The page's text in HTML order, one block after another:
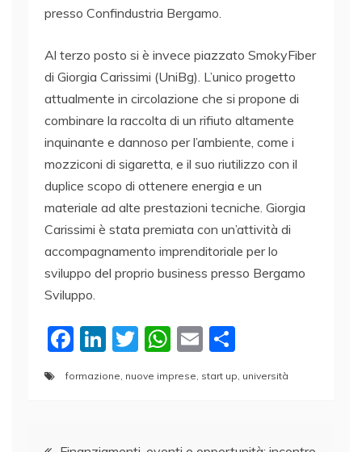
presso Confindustria Bergamo.
Al terzo posto si è invece piazzato SmokyFiber
di Giorgia Carissimi (UniBg). L’unico progetto
attualmente in circolazione che si propone di
combinare la raccolta di un rifiuto altamente
inquinante e dannoso per l’ambiente, come i
mozziconi di sigaretta, e il suo riutilizzo con il
duplice scopo di ottenere energia e un
materiale ad alte prestazioni tecniche. Giorgia
Carissimi è stata premiata con un’attività di
accompagnamento imprenditoriale per lo
sviluppo del proprio business presso Bergamo
Sviluppo.
F
c
b
Li
k
dI
T
w
itt
W
at
A
E
m
ai n
vi
formazione nuove imprese start up università